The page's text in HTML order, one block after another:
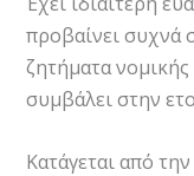
προβαίνει συχνά
ζητήματα
συμβάλει στην
Κατάγεται από